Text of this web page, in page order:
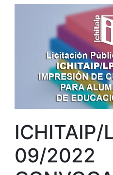
ICHITAIP/
09/2022